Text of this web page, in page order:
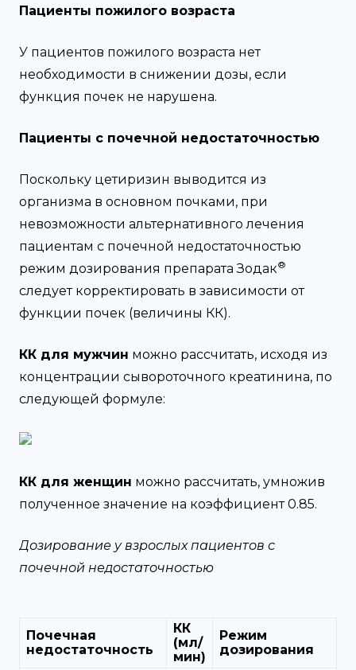
Пациенты пожилого возраста
У пациентов пожилого возраста нет
необходимости в снижении дозы, если
функция почек не нарушена.
Пациенты с почечной недостаточностью
Поскольку цетиризин выводится из
организма в основном почками, при
невозможности альтернативного лечения
пациентам с почечной недостаточностью
режим дозирования препарата Зодак®
следует корректировать в зависимости от
функции почек (величины КК).
КК для мужчин можно рассчитать, исходя из
концентрации сывороточного креатинина, по
следующей формуле:
КК для женщин можно рассчитать, умножив
полученное значение на коэффициент 0.85.
Дозирование у взрослых пациентов с
почечной недостаточностью
Почечная
недостаточность
КК
(мл/
мин)
Режим
дозирования